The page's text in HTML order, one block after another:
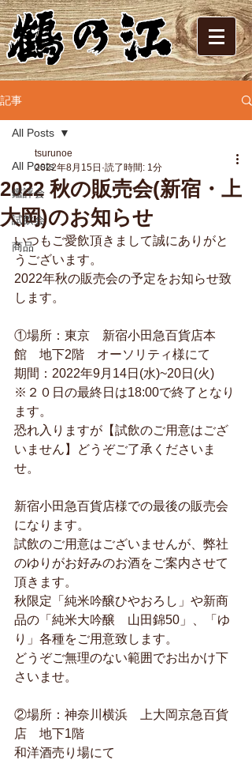
記事
All Posts
鑑評会
試飲会
商品
All Posts
2022 秋の販売会(新宿・上
大岡)のお知らせ
tsurunoe
2022年8月15日 読了時間: 1分
いつもご愛飲頂きまして誠にありがと
うございます。
2022年秋の販売会の予定をお知らせ致
します。
①場所：東京　新宿小田急百貨店本
館　地下2階　オーソリティ様にて
期間：2022年9月14日(水)~20日(火)
※２０日の最終日は18:00で終了となり
ます。
恐れ入りますが【試飲のご用意はござ
いません】どうぞご了承くださいま
せ。
新宿小田急百貨店様での最後の販売会
になります。
試飲のご用意はございませんが、弊社
のゆりがお好みのお酒をご案内させて
頂きます。
秋限定「純米吟醸ひやおろし」や新商
品の「純米大吟醸　山田錦50」、「ゆ
り」各種をご用意致します。
どうぞご無理のない範囲でお出かけ下
さいませ。
②場所：神奈川横浜　上大岡京急百貨
店　地下1階
和洋酒売り場にて